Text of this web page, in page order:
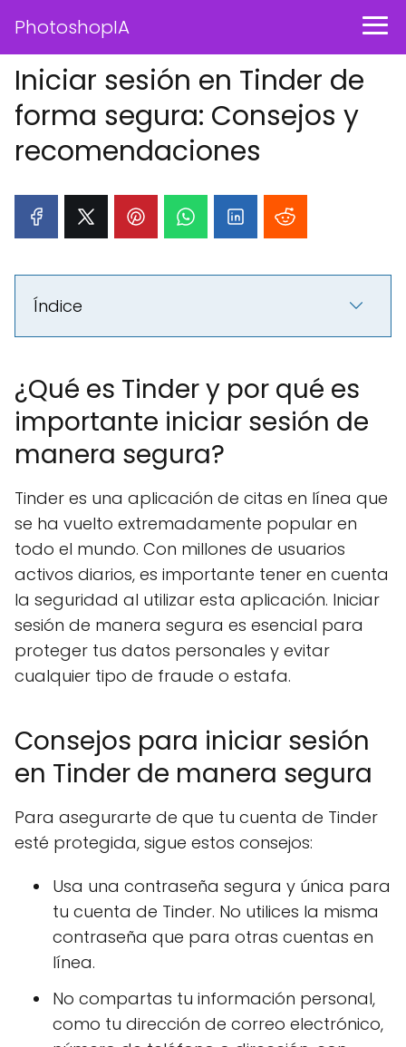
PhotoshopIA
Iniciar sesión en Tinder de
forma segura: Consejos y
recomendaciones
Índice
¿Qué es Tinder y por qué es
importante iniciar sesión de
manera segura?
Tinder es una aplicación de citas en línea que
se ha vuelto extremadamente popular en
todo el mundo. Con millones de usuarios
activos diarios, es importante tener en cuenta
la seguridad al utilizar esta aplicación. Iniciar
sesión de manera segura es esencial para
proteger tus datos personales y evitar
cualquier tipo de fraude o estafa.
Consejos para iniciar sesión
en Tinder de manera segura
Para asegurarte de que tu cuenta de Tinder
esté protegida, sigue estos consejos:
Usa una contraseña segura y única para
tu cuenta de Tinder. No utilices la misma
contraseña que para otras cuentas en
línea.
No compartas tu información personal,
como tu dirección de correo electrónico,